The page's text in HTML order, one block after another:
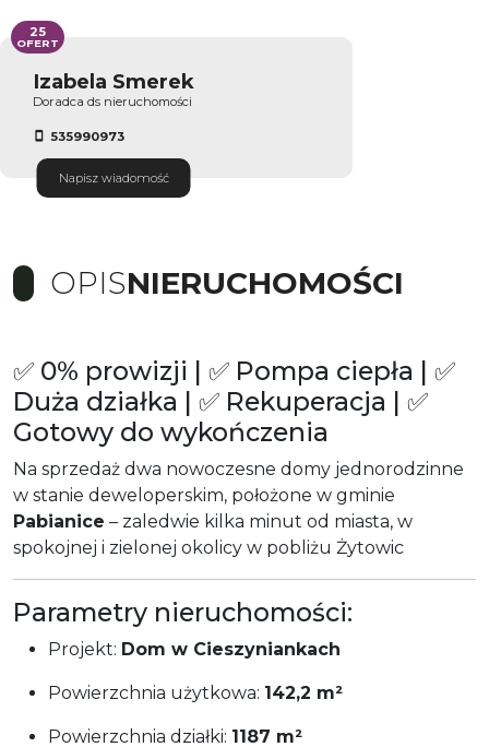
Izabela Smerek
Doradca ds nieruchomości
535990973
Napisz wiadomość
25
OFERT
OPISNIERUCHOMOŚCI
✅ 0% prowizji | ✅ Pompa ciepła | ✅
Duża działka | ✅ Rekuperacja | ✅
Gotowy do wykończenia
Na sprzedaż dwa nowoczesne domy jednorodzinne
w stanie deweloperskim, położone w gminie
Pabianice – zaledwie kilka minut od miasta, w
spokojnej i zielonej okolicy w pobliżu Żytowic
Parametry nieruchomości:
Projekt: Dom w Cieszyniankach
Powierzchnia użytkowa: 142,2 m²
Powierzchnia działki: 1187 m²